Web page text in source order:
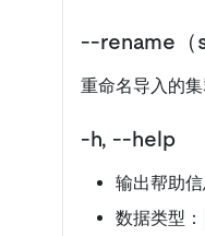
--rename（
重命名导入的
-h, --help
输出帮助信
数据类型：